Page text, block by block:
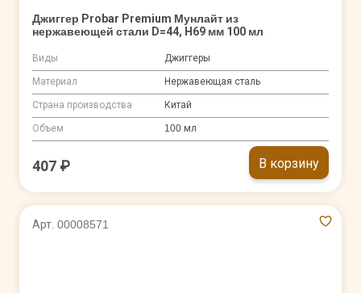
Джиггер Probar Premium Мунлайт из
нержавеющей стали D=44, H69 мм 100 мл
Виды Джиггеры
Материал Нержавеющая сталь
Страна производства Китай
Объем 100 мл
407 ₽ В корзину
Арт. 00008571